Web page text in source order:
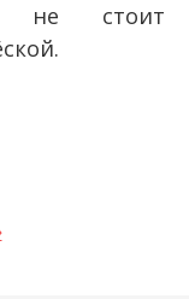
не стоит